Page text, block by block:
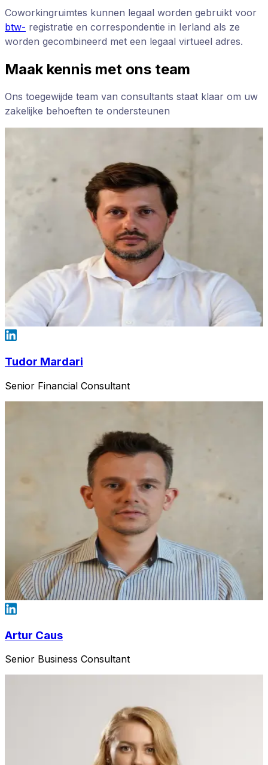
Coworkingruimtes kunnen legaal worden gebruikt voor
btw- registratie en correspondentie in Ierland als ze
worden gecombineerd met een legaal virtueel adres.
Maak kennis met ons team
Ons toegewijde team van consultants staat klaar om uw
zakelijke behoeften te ondersteunen
Tudor Mardari
Senior Financial Consultant
Artur Caus
Senior Business Consultant